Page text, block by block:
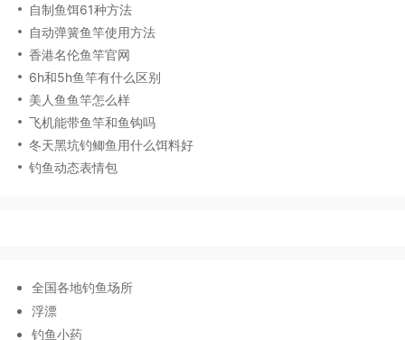
自制鱼饵61种方法
自动弹簧鱼竿使用方法
香港名伦鱼竿官网
6h和5h鱼竿有什么区别
美人鱼鱼竿怎么样
飞机能带鱼竿和鱼钩吗
冬天黑坑钓鲫鱼用什么饵料好
钓鱼动态表情包
全国各地钓鱼场所
浮漂
钓鱼小药